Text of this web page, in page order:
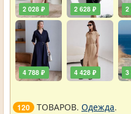
2 028 ₽
4 788 ₽
2 628 ₽
4 428 ₽
2
3
120 ТОВАРОВ. Одежда.